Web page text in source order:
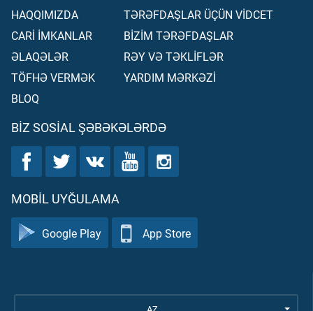
HAQQIMIZDA
CARİ İMKANLAR
ƏLAQƏLƏR
TÖFHƏ VERMƏK
BLOQ
TƏRƏFDAŞLAR ÜÇÜN VİDCET
BİZİM TƏRƏFDAŞLAR
RƏY VƏ TƏKLİFLƏR
YARDIM MƏRKƏZİ
BIZ SOSIAL ŞƏBƏKƏLƏRDƏ
MOBIL UYĞULAMA
Google Play App Store